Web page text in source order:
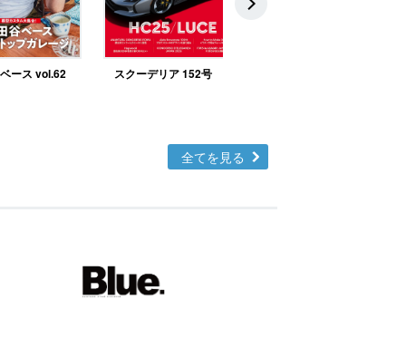
ース vol.62 スクーデリア 152号
全てを見る